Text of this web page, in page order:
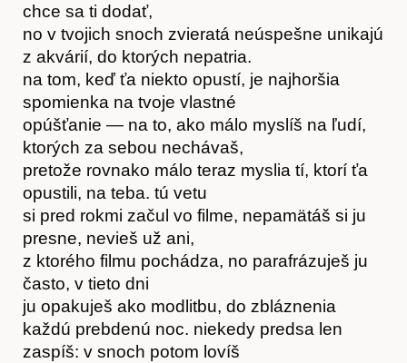
Obchod
chce sa ti dodať,
no v tvojich snoch zvieratá neúspešne unikajú
z akvárií, do ktorých nepatria.
na tom, keď ťa niekto opustí, je najhoršia
spomienka na tvoje vlastné
opúšťanie — na to, ako málo myslíš na ľudí,
ktorých za sebou nechávaš,
pretože rovnako málo teraz myslia tí, ktorí ťa
opustili, na teba. tú vetu
si pred rokmi začul vo filme, nepamätáš si ju
presne, nevieš už ani,
z ktorého filmu pochádza, no parafrázuješ ju
často, v tieto dni
ju opakuješ ako modlitbu, do zbláznenia
každú prebdenú noc. niekedy predsa len
zaspíš: v snoch potom lovíš